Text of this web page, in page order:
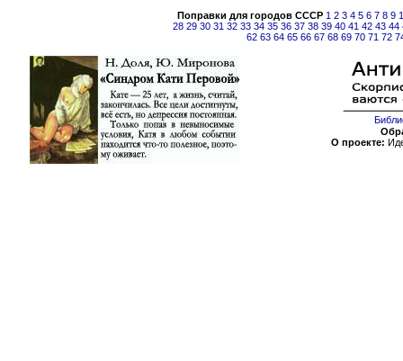
Поправки для городов СССР 1 2 3 4 5 6 7 8 9
28 29 30 31 32 33 34 35 36 37 38 39 40 41 42 43 44
62 63 64 65 66 67 68 69 70 71 72
О проекте: